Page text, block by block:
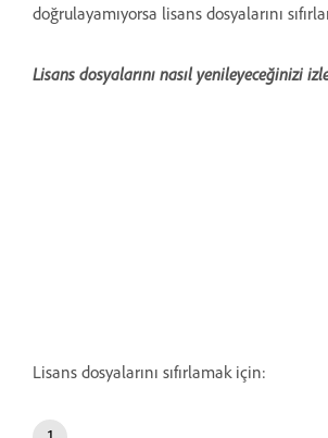
doğrulayamıyorsa lisans dosyalarını
Lisans dosyalarını nasıl yenileyeceğinizi
Lisans dosyalarını sıfırlamak için: